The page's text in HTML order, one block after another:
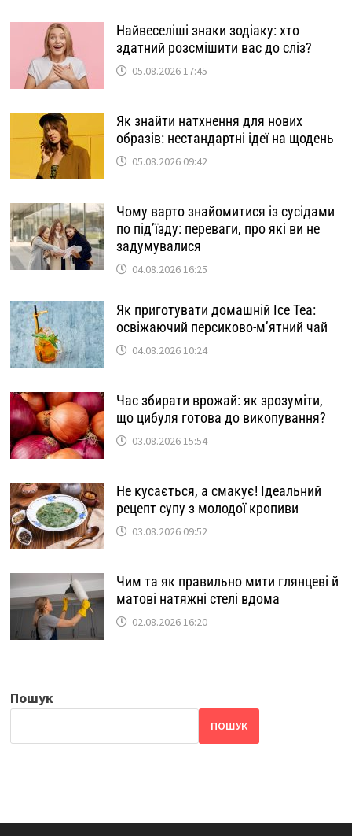
Найвеселіші знаки зодіаку: хто
здатний розсмішити вас до сліз?
05.08.2026 17:45
Як знайти натхнення для нових
образів: нестандартні ідеї на щодень
05.08.2026 09:42
Чому варто знайомитися із сусідами
по під’їзду: переваги, про які ви не
задумувалися
04.08.2026 16:25
Як приготувати домашній Ice Tea:
освіжаючий персиково-м’ятний чай
04.08.2026 10:24
Час збирати врожай: як зрозуміти,
що цибуля готова до викопування?
03.08.2026 15:54
Не кусається, а смакує! Ідеальний
рецепт супу з молодої кропиви
03.08.2026 09:52
Чим та як правильно мити глянцеві й
матові натяжні стелі вдома
02.08.2026 16:20
Пошук
ПОШУК